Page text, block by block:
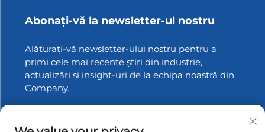
Abonați-vă la newsletter-ul nostru
Alăturați-vă newsletter-ului nostru pentru a
primi cele mai recente știri din industrie,
actualizări și insight-uri de la echipa noastră din
Company.